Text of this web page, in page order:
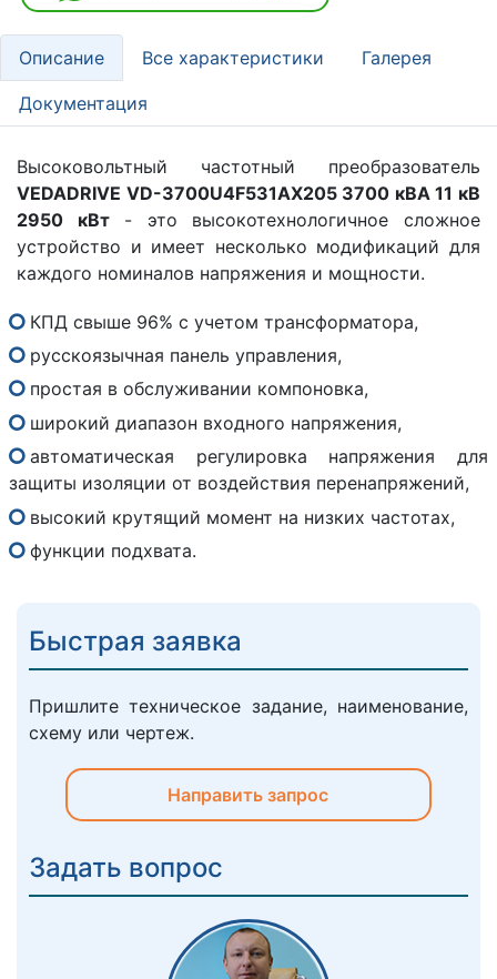
Описание Все характеристики Галерея
Документация
Высоковольтный частотный преобразователь
VEDADRIVE VD-3700U4F531AX205 3700 кВА 11 кВ
2950 кВт- это высокотехнологичное сложное
устройство и имеет несколько модификаций для
каждого номиналов напряжения и мощности.
КПД свыше 96% с учетом трансформатора,
русскоязычная панель управления,
простая в обслуживании компоновка,
широкий диапазон входного напряжения,
автоматическая регулировка напряжения для
защиты изоляции от воздействия перенапряжений,
высокий крутящий момент на низких частотах,
функции подхвата.
Быстрая заявка
Пришлите техническое задание, наименование,
схему или чертеж.
Направить запрос
Задать вопрос